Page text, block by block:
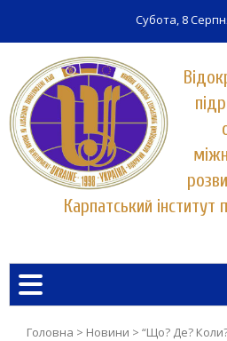
Субота, 8
Карпатський інститут
Головна > Новини > “Що? Де?